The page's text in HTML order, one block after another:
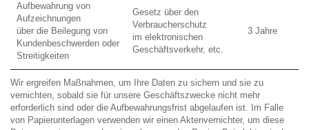
Aufbewahrung von
Aufzeichnungen
über die Beilegung von
Kundenbeschwerden oder
Streitigkeiten
Gesetz über den
Verbraucherschutz
im elektronischen
Geschäftsverkehr, etc.
3 Jahre
Wir ergreifen Maßnahmen, um Ihre Daten zu sichern und sie zu
vernichten, sobald sie für unsere Geschäftszwecke nicht mehr
erforderlich sind oder die Aufbewahrungsfrist abgelaufen ist. Im Falle
von Papierunterlagen verwenden wir einen Aktenvernichter, um diese